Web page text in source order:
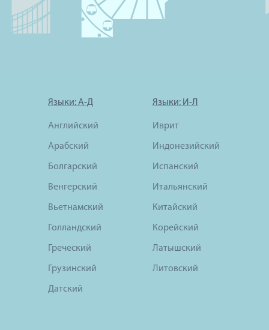
Языки: А-Д
Английский
Арабский
Болгарский
Венгерский
Вьетнамский
Голландский
Греческий
Грузинский
Датский
Языки: И-Л
Иврит
Индонезийский
Испанский
Итальянский
Китайский
Корейский
Латышский
Литовский